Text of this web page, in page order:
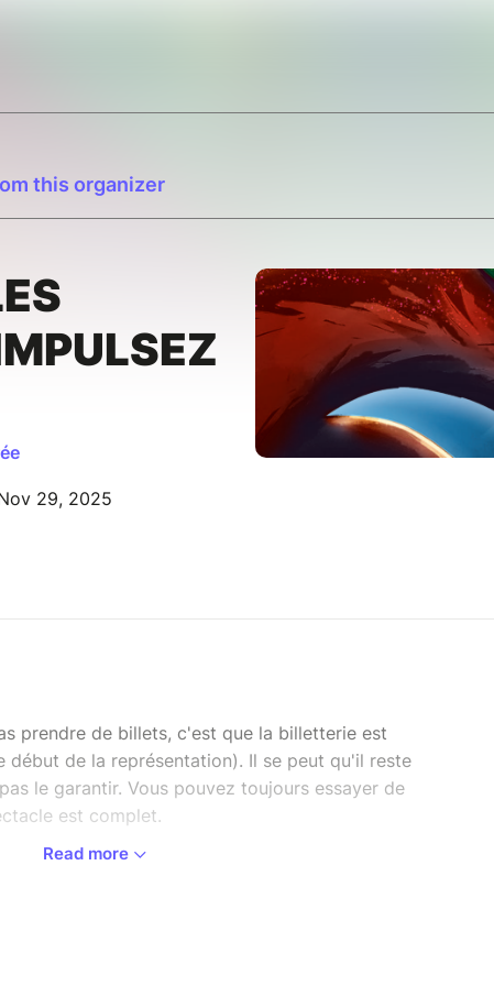
this organizer
29, 2025
prendre de billets, c'est que la billetterie est
début de la représentation). Il se peut qu'il reste
le garantir. Vous pouvez toujours essayer de
est complet.
réduction/spectacle
de réduction/spectacle
Read more